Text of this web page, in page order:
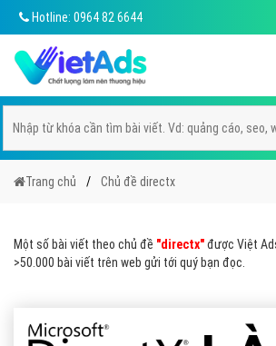
Hotline: 0964 82 6644
Trang chủ Chủ đề directx
Một số bài viết theo chủ đề "directx"được Việt
>50.000 bài viết trên web gửi tới quý bạn đọc.